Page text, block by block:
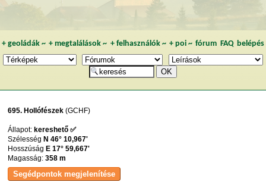
+ geoládák~ +megtalálások ~ + felhasználók~ + poi~ fórum FAQ belépés
695. Hollófészek (GCHF)
Állapot: kereshető ✅
Szélesség N 46° 10,967'
Hosszúság E 17° 59,667'
Magasság:358 m